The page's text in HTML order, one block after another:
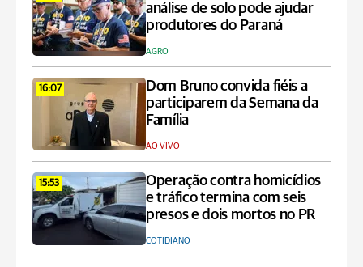
análise de solo pode ajudar
produtores do Paraná
AGRO
16:07
Dom Bruno convida fiéis a
participarem da Semana da
Família
AO VIVO
15:53
Operação contra homicídios
e tráfico termina com seis
presos e dois mortos no PR
COTIDIANO